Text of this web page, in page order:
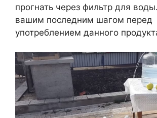
прогнать через фильтр для
вашим последним шагом перед
употреблением данного